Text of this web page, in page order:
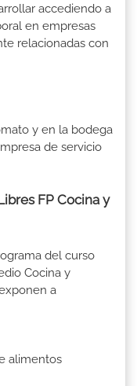
accediendo a
en empresas
relacionadas con
y en la bodega
de servicio
FP Cocina y
del curso
Cocina y
a
alimentos